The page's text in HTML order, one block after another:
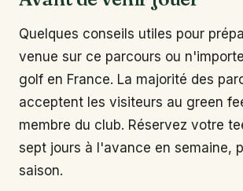
Quelques conseils utiles pour
venue sur ce parcours ou
golf en France. La majorité des
acceptent les visiteurs au green
membre du club. Réservez votre
sept jours à l'avance en semaine,
saison.